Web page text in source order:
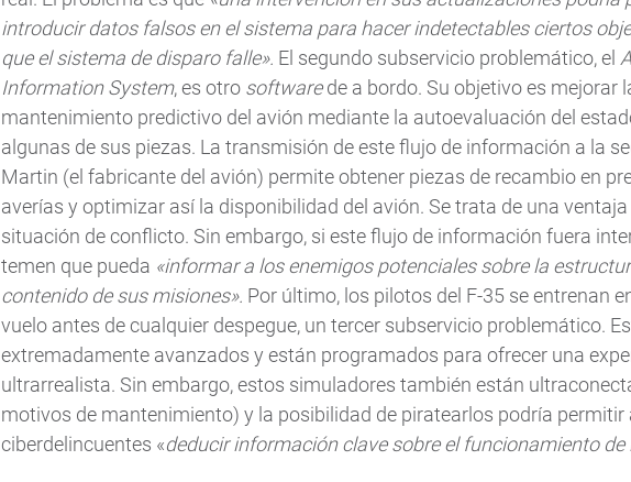
introducir datos falsos en el sistema para hacer indetectables ciertos
que el sistema de disparo falle». El segundo subservicio problemático, el
Information System, es otro softwarede a bordo. Su objetivo es mejorar
mantenimiento predictivo del avión mediante la autoevaluación del
algunas de sus piezas. La transmisión de este flujo de información a la
Martin (el fabricante del avión) permite obtener piezas de recambio en
averías y optimizar así la disponibilidad del avión. Se trata de una
situación de conflicto. Sin embargo, si este flujo de información fuera
temen que pueda «informar a los enemigos potenciales sobre la
contenido de sus misiones». Por último, los pilotos del F-35 se entrenan
vuelo antes de cualquier despegue, un tercer subservicio problemático.
extremadamente avanzados y están programados para ofrecer una
ultrarrealista. Sin embargo, estos simuladores también están
motivos de mantenimiento) y la posibilidad de piratearlos podría permitir
ciberdelincuentes «deducir información clave sobre el funcionamiento de